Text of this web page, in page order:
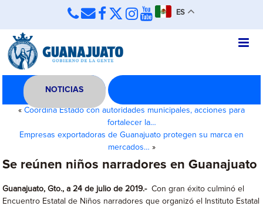
ES
NOTICIAS
« Coordina Estado con autoridades municipales, acciones para
fortalecer la…
Empresas exportadoras de Guanajuato protegen su marca en
mercados… »
Se reúnen niños narradores en Guanajuato
Guanajuato, Gto., a 24 de julio de 2019.-Con gran éxito culminó el
Encuentro Estatal de Niños narradores que organizó el Instituto Estatal